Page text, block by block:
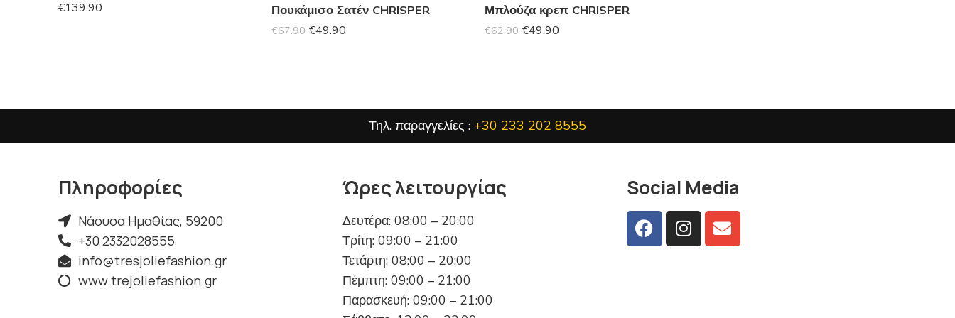
€139.90 Πουκάμισο Σατέν CHRISPER
€67.90 €49.90
Μπλούζα κρεπ CHRISPER
€62.90 €49.90
Τηλ. παραγγελίες : +30 233 202 8555
Πληροφορίες
Νάουσα Ημαθίας, 59200
+30 2332028555
info@tresjoliefashion.gr
www.trejoliefashion.gr
Ώρες λειτουργίας
Δευτέρα: 08:00 – 20:00
Τρίτη: 09:00 – 21:00
Τετάρτη: 08:00 – 20:00
Πέμπτη: 09:00 – 21:00
Παρασκευή: 09:00 – 21:00
Social Media